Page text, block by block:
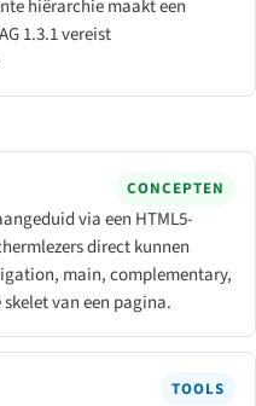
hiërarchie maakt een
1.3.1 vereist
CONCEPTEN
via een HTML5-
direct kunnen
main, complementary,
van een pagina.
TOOLS